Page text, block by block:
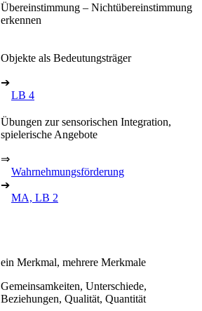
Übereinstimmung – Nichtübereinstimmung
erkennen
Objekte als Bedeutungsträger
➔
LB 4
Übungen zur sensorischen Integration,
spielerische Angebote
⇒
Wahrnehmungsförderung
➔
MA, LB 2
ein Merkmal, mehrere Merkmale
Gemeinsamkeiten, Unterschiede,
Beziehungen, Qualität, Quantität